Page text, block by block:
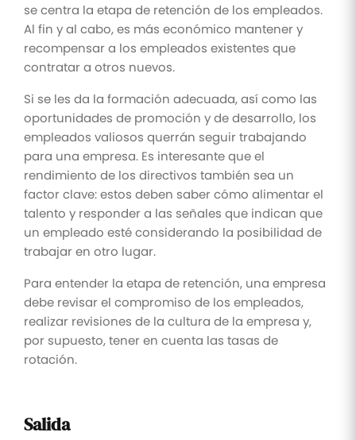
se centra la etapa de retención de los empleados.
Al fin y al cabo, es más económico mantener y
recompensar a los empleados existentes que
contratar a otros nuevos.
Si se les da la formación adecuada, así como las
oportunidades de promoción y de desarrollo, los
empleados valiosos querrán seguir trabajando
para una empresa. Es interesante que el
rendimiento de los directivos también sea un
factor clave: estos deben saber cómo alimentar el
talento y responder a las señales que indican que
un empleado esté considerando la posibilidad de
trabajar en otro lugar.
Para entender la etapa de retención, una empresa
debe revisar el compromiso de los empleados,
realizar revisiones de la cultura de la empresa y,
por supuesto, tener en cuenta las tasas de
rotación.
Salida